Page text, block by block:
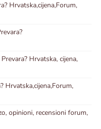
Hrvatska,cijena,Forum,
Hrvatska, cijena,
Hrvatska,cijena,Forum,
opinioni, recensioni forum,